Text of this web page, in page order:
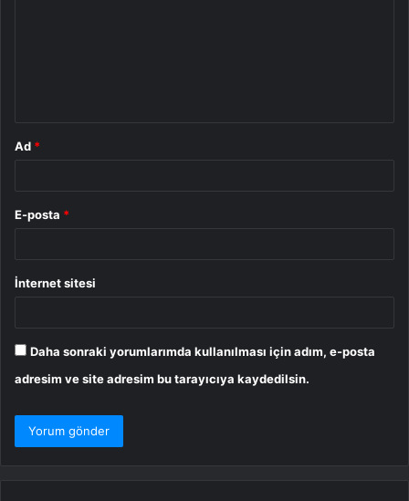
Ad *
E-posta *
İnternet sitesi
Daha sonraki yorumlarımda kullanılması için adım, e-posta
adresim ve site adresim bu tarayıcıya kaydedilsin.